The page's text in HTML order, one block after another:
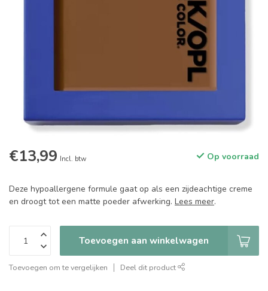
€13,99 Incl. btw Op voorraad
Deze hypoallergene formule gaat op als een zijdeachtige creme
en droogt tot een matte poeder afwerking. Lees meer.
Toevoegen aan winkelwagen
Toevoegen om te vergelijken Deel dit product